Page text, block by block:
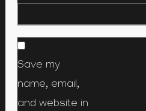
Save my
name, email,
and website in